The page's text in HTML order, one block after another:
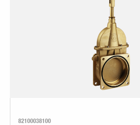
82100038100